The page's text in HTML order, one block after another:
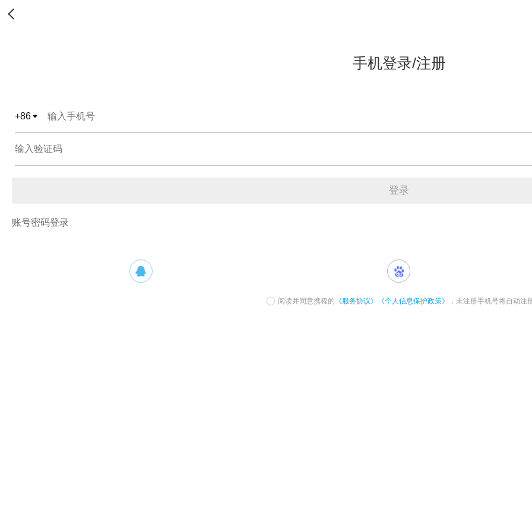
手机登录/注册
+86
登录
账号密码登录
阅读并同意携程的 《服务协议》 《个人信息保护政策》 ，未注册手机号将自动注